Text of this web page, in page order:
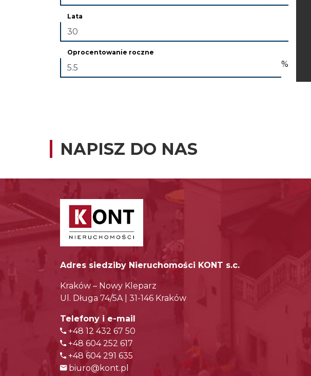
Lata
Oprocentowanie roczne
%
NAPISZ DO NAS
Adres siedziby Nieruchomości KONT s.c.
Kraków – Nowy Kleparz
Ul. Długa 74/5A | 31-146 Kraków
Telefony i e-mail
+48 12 432 67 50
+48 604 252 617
+48 604 291 635
biuro@kont.pl